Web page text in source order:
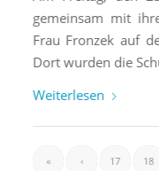
gemeinsam mit
Frau Fronzek auf
Dort wurden die
Weiterlesen
« ‹ 17 18